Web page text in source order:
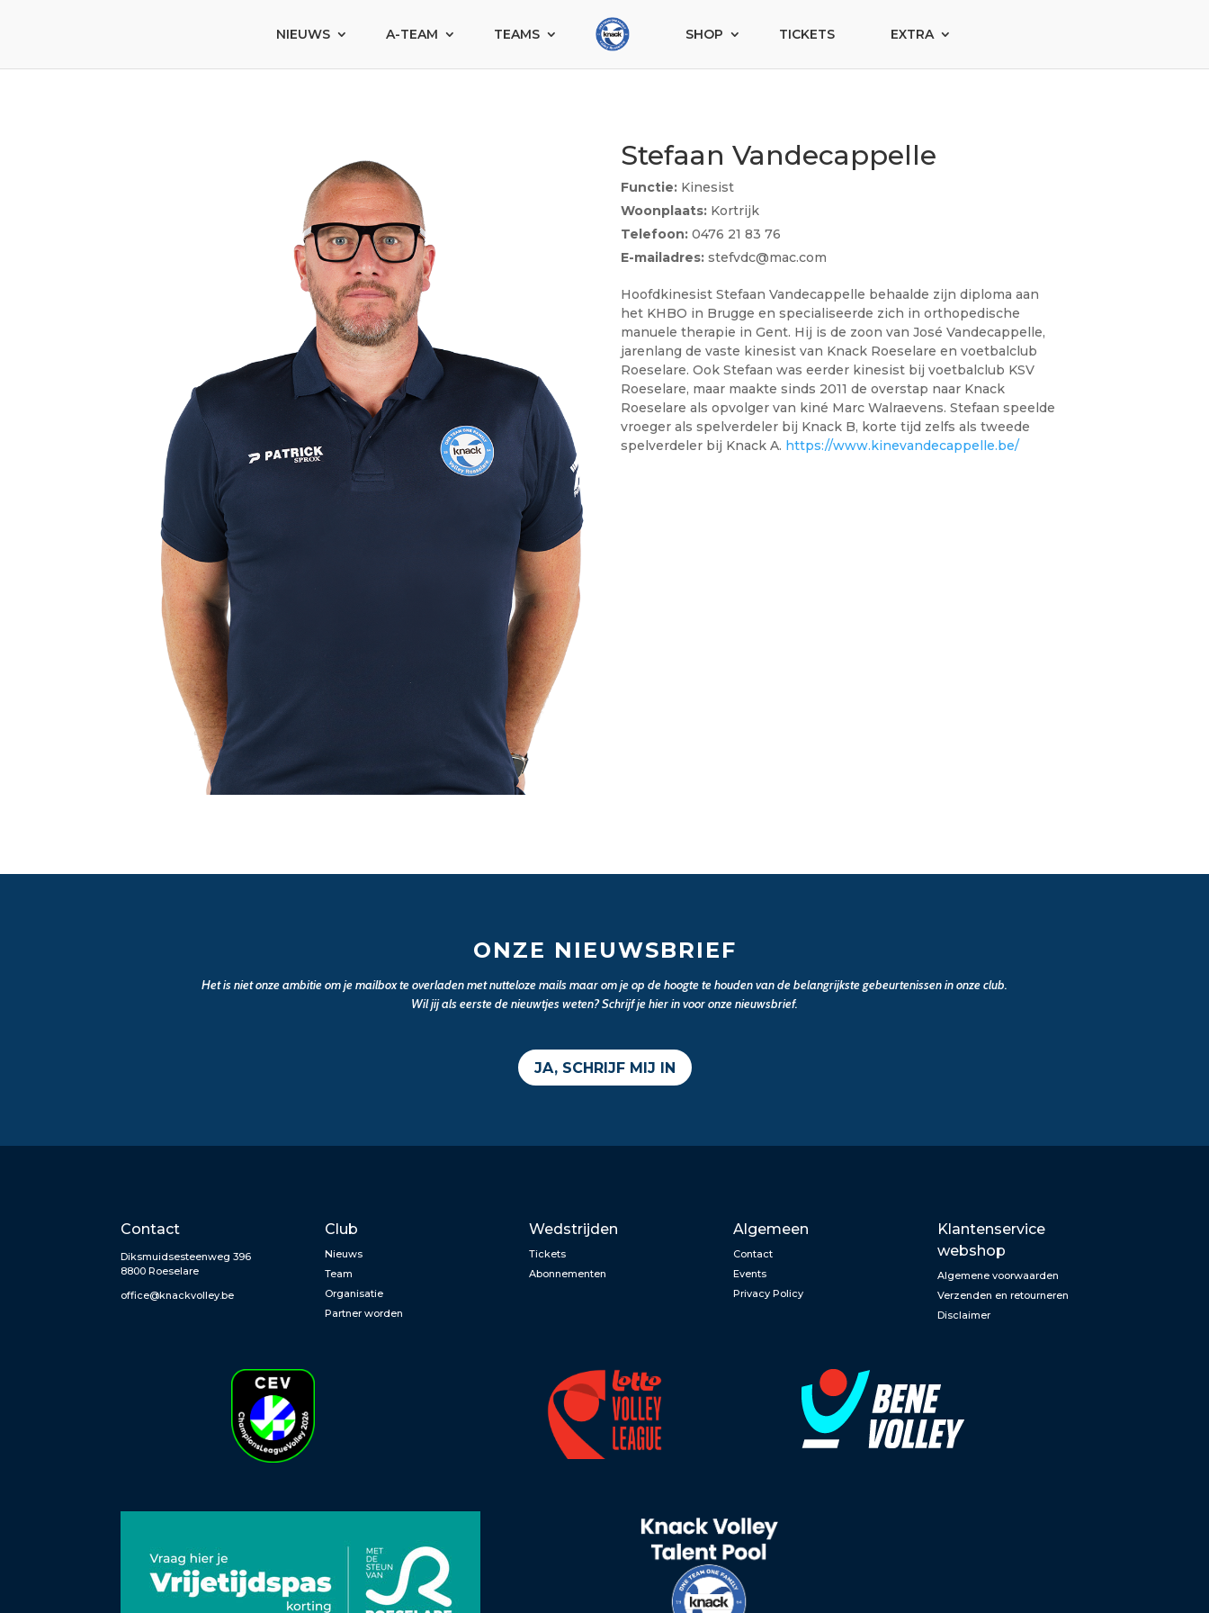
NIEUWS A-TEAM TEAMS SHOP TICKETS EXTRA
Stefaan Vandecappelle
Functie:Kinesist
Woonplaats:Kortrijk
Telefoon:0476 21 83 76
E-mailadres:stefvdc@mac.com
Hoofdkinesist Stefaan Vandecappelle behaalde zijn diploma aan
het KHBO in Brugge en specialiseerde zich in orthopedische
manuele therapie in Gent. Hij is de zoon van José Vandecappelle,
jarenlang de vaste kinesist van Knack Roeselare en voetbalclub
Roeselare. Ook Stefaan was eerder kinesist bij voetbalclub KSV
Roeselare, maar maakte sinds 2011 de overstap naar Knack
Roeselare als opvolger van kiné Marc Walraevens. Stefaan speelde
vroeger als spelverdeler bij Knack B, korte tijd zelfs als tweede
spelverdeler bij Knack A. https://www.kinevandecappelle.be/
ONZE NIEUWSBRIEF
Het is niet onze ambitie om je mailbox te overladen met nutteloze mails maar om je op de hoogte te houden van de belangrijkste gebeurtenissen in onze club.
Wil jij als eerste de nieuwtjes weten? Schrijf je hier in voor onze nieuwsbrief.
JA, SCHRIJF MIJ IN
Contact
Diksmuidsesteenweg 396
8800 Roeselare
office@knackvolley.be
Club
Nieuws
Team
Organisatie
Partner worden
Wedstrijden
Tickets
Abonnementen
Algemeen
Contact
Events
Privacy Policy
Klantenservice
webshop
Algemene voorwaarden
Verzenden en retourneren
Disclaimer